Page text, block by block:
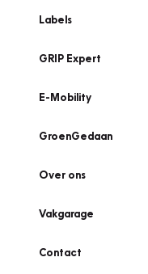
Labels
GRIP Expert
E-Mobility
GroenGedaan
Over ons
Vakgarage
Contact